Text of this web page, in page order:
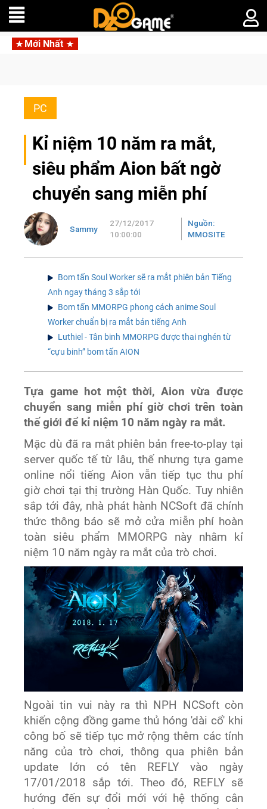
Mới Nhất
PC
Kỉ niệm 10 năm ra mắt,
siêu phẩm Aion bất ngờ
chuyển sang miễn phí
Sammy
27/12/2017
10:00:00
Nguồn:
MMOSITE
Bom tấn Soul Worker sẽ ra mắt phiên bản Tiếng
Anh ngay tháng 3 sắp tới
Bom tấn MMORPG phong cách anime Soul
Worker chuẩn bị ra mắt bản tiếng Anh
Luthiel - Tân binh MMORPG được thai nghén từ
“cựu binh” bom tấn AION
Tựa game hot một thời, Aion vừa được
chuyển sang miễn phí giờ chơi trên toàn
thế giới để kỉ niệm 10 năm ngày ra mắt.
Mặc dù đã ra mắt phiên bản free-to-play tại
server quốc tế từ lâu, thế nhưng tựa game
online nổi tiếng Aion vẫn tiếp tục thu phí
giờ chơi tại thị trường Hàn Quốc. Tuy nhiên
sắp tới đây, nhà phát hành NCSoft đã chính
thức thông báo sẽ mở cửa miễn phí hoàn
toàn siêu phẩm MMORPG này nhằm kỉ
niệm 10 năm ngày ra mắt của trò chơi.
Ngoài tin vui này ra thì NPH NCSoft còn
khiến cộng đồng game thủ hóng 'dài cổ' khi
công bố sẽ tiếp tục mở rộng thêm các tính
năng của trò chơi, thông qua phiên bản
update lớn có tên REFLY vào ngày
17/01/2018 sắp tới. Theo đó, REFLY sẽ
hướng đến sự đổi mới với hệ thống cân